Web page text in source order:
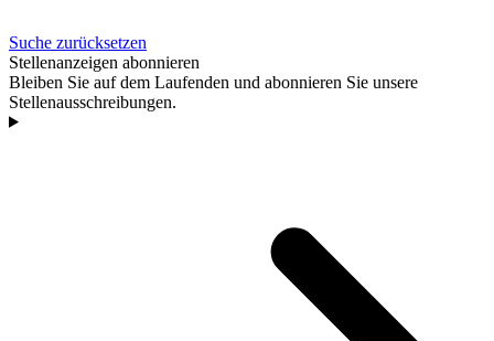
Suche zurücksetzen
Stellenanzeigen abonnieren
Bleiben Sie auf dem Laufenden und abonnieren Sie unsere
Stellenausschreibungen.